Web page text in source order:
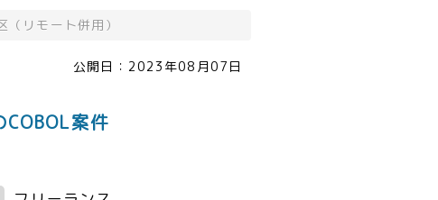
（リモート併用）
公開日： 2023年08月07日
COBOL案件